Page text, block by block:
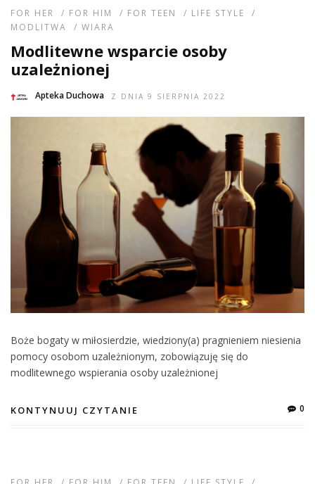
FOR HER / FOR HIM / FOR TEEN / LIFE STYLE
/
MODLITWA
/ WIARA
Modlitewne wsparcie osoby
uzależnionej
Apteka Duchowa Z DNIA 9 SIERPNIA 2022
Boże bogaty w miłosierdzie, wiedziony(a) pragnieniem niesienia
pomocy osobom uzależnionym, zobowiązuję się do
modlitewnego wspierania osoby uzależnionej
KONTYNUUJ CZYTANIE 0